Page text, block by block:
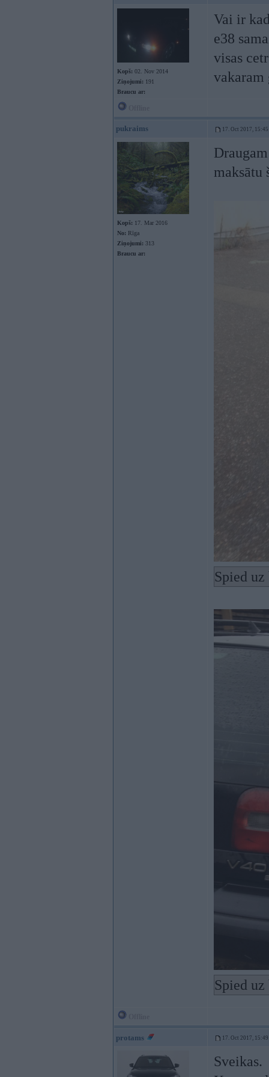
Kopš: 02. Nov 2014
Ziņojumi: 191
Braucu ar:
Vai ir
e38
visas
vakaram
pukraims 17. Oct 2017, 15:45
Kopš: 17. Mar 2016
No: Rīga
Ziņojumi: 313
Braucu ar:
maksātu
Spied
Spied
protams 17. Oct 2017, 15:49
Sveikas.